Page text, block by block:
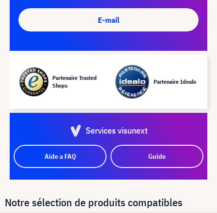
E-mail
Partenaire Trusted
Shops
Partenaire Idealo
Services visunext
Aide a FAQ Guide
Notre sélection de produits compatibles